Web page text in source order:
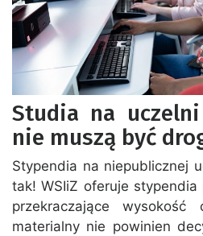
Studia na
nie muszą być
Stypendia na niepublicznej
tak! WSIiZ oferuje
przekraczające
materialny nie powinien